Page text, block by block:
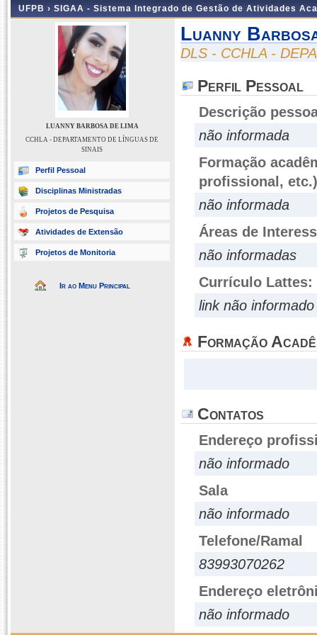
UFPB › SIGAA - Sistema Integrado de Gestão de Atividades
LUANNY BARBOSA DE LIMA
CCHLA - DEPARTAMENTO DE LÍNGUAS DE
SINAIS
Perfil Pessoal
Disciplinas Ministradas
Projetos de Pesquisa
Atividades de Extensão
Projetos de Monitoria
Ir ao Menu Principal
Luanny
DLS - CCHLA -
Perfil Pessoal
Descrição
não informada
Formação
profissional, etc.)
não informada
Áreas de
não informadas
Currículo Lattes:
link não informado
Formação
Contatos
Endereço
não informado
Sala
não informado
Telefone/Ramal
83993070262
Endereço
não informado